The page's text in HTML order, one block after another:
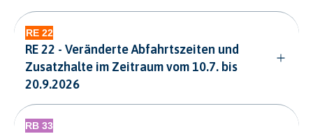
RE 22 - Veränderte Abfahrtszeiten und
Zusatzhalte im Zeitraum vom 10.7. bis
20.9.2026